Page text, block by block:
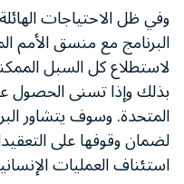
وفي ظل الاحتياجات
البرنامج مع منسق الأمم
لاستطلاع كل السبل
بذلك وإذا تسنى الحصول
المتحدة. وسوف يتشاور
لضمان وقوفها على
استئناف العمليات